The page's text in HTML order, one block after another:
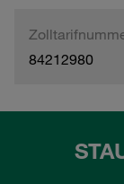
84212980